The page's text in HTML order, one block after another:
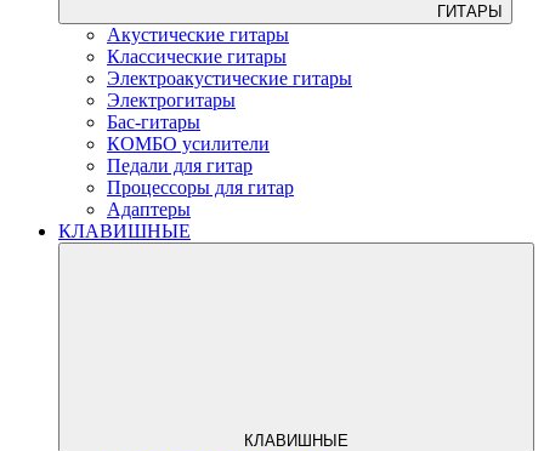
ГИТАРЫ
Акустические гитары
Классические гитары
Электроакустические гитары
Электрогитары
Бас-гитары
КОМБО усилители
Педали для гитар
Процессоры для гитар
Адаптеры
КЛАВИШНЫЕ
КЛАВИШНЫЕ